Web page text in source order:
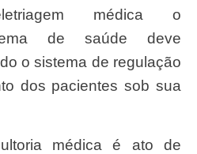
médica o
de saúde deve
o sistema de regulação
dos pacientes sob sua